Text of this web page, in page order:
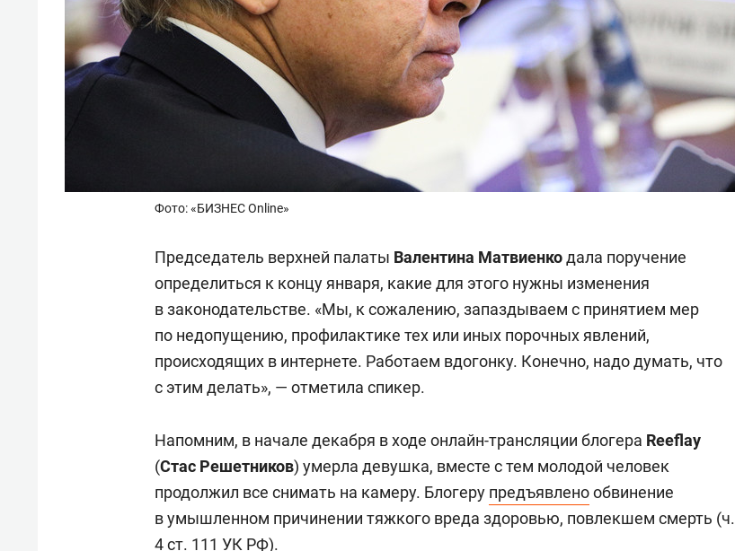
Фото: «БИЗНЕС Online»
Председатель верхней палаты Валентина Матвиенкодала поручение
определиться к концу января, какие для этого нужны изменения
в законодательстве. «Мы, к сожалению, запаздываем с принятием мер
по недопущению, профилактике тех или иных порочных явлений,
происходящих в интернете. Работаем вдогонку. Конечно, надо думать, что
с этим делать», — отметила спикер.
Напомним, в начале декабря в ходе онлайн-трансляции блогера Reeflay
(Стас Решетников) умерла девушка, вместе с тем молодой человек
продолжил все снимать на камеру. Блогеру предъявленообвинение
в умышленном причинении тяжкого вреда здоровью, повлекшем смерть (ч.
4 ст. 111 УК РФ).